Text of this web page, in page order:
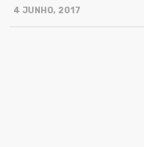
4 JUNHO, 2017